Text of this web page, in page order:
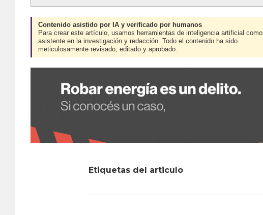
Contenido asistido por IA y verificado por humanos
Para crear este artículo, usamos herramientas de inteligencia artificial como
asistente en la investigación y redacción. Todo el contenido ha sido
meticulosamente revisado, editado y aprobado.
Etiquetas del articulo